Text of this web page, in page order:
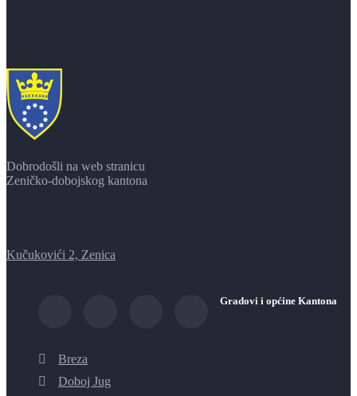
Dobrodošli na web stranicu
Zeničko-dobojskog kantona
Kučukovići 2, Zenica
Gradovi i općine Kantona
Breza
Doboj Jug